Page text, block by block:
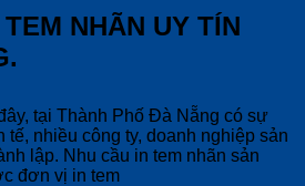
NHÃN UY TÍN
tại Thành Phố Đà Nẵng có sự
tế, nhiều công ty, doanh nghiệp sản
lập. Nhu cầu in tem nhãn sản
đơn vị in tem